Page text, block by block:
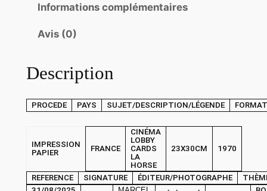
P
O
r
a
Informations complémentaires
Avis (0)
Description
PROCEDE PAYS SUJET/DESCRIPTION/LÉGENDE FORMAT
IMPRESSION
PAPIER
FRANCE
CINÉMA
LOBBY
CARDS
LA
HORSE
23X30CM 1970
REFERENCE SIGNATURE ÉDITEUR/PHOTOGRAPHE